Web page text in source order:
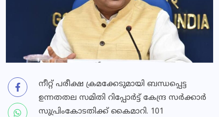
നീറ്റ് പരീക്ഷ ക്രമക്കേടുമായി ബന്ധപ്പെട്ട
ഉന്നതതല സമിതി റിപ്പോർട്ട് കേന്ദ്ര സർക്കാർ
സുപ്രിംകോടതിക്ക് കൈമാറി. 101